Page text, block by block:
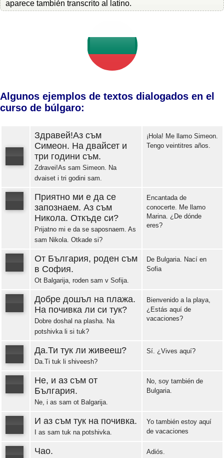
aparece también transcrito al latino.
Algunos ejemplos de textos dialogados en el
curso de búlgaro:
Здравей!Аз съм
Симеон. На двайсет и
три години съм.
Zdravei!As sam Simeon. Na
dvaiset i tri godini sam.
¡Hola! Me llamo Simeon.
Tengo veintitres años.
Приятно ми е да се
запознаем. Аз съм
Никола. Откъде си?
Prijatno mi e da se saposnaem. As
sam Nikola. Otkade si?
Encantada de
conocerte. Me llamo
Marina. ¿De dónde
eres?
От България, роден съм
в София.
Ot Balgarija, roden sam v Sofija.
De Bulgaria. Nací en
Sofia
Добре дошъл на плажа.
На почивка ли си тук?
Dobre doshal na plasha. Na
potshivka li si tuk?
Bienvenido a la playa,
¿Estás aquí de
vacaciones?
Да.Ти тук ли живееш?
Da.Ti tuk li shiveesh?
Sí. ¿Vives aquí?
Не, и аз съм от
България.
Ne, i as sam ot Balgarija.
No, soy también de
Bulgaria.
И аз съм тук на почивка.
I as sam tuk na potshivka.
Yo también estoy aquí
de vacaciones
Чао. Adiós.